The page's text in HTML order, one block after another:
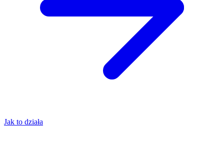
Jak to działa